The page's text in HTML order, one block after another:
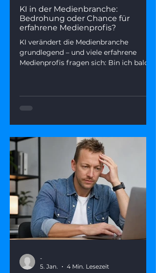
KI in der Medienbranche:
Bedrohung oder Chance für
erfahrene Medienprofis?
KI verändert die Medienbranche
grundlegend – und viele erfahrene
Medienprofis fragen sich: Bin ich bald
deine Stärken in einer KI-geprägten
-
5. Jan.
4 Min. Lesezeit